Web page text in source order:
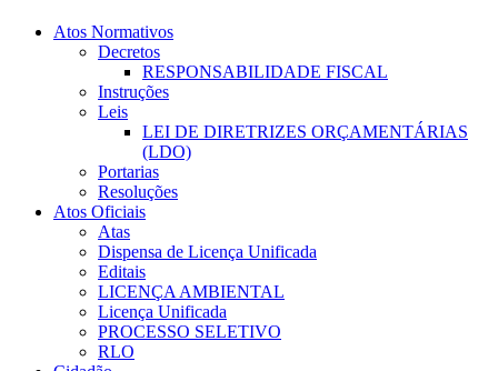
Atos Normativos
Decretos
RESPONSABILIDADE FISCAL
Instruções
Leis
LEI DE DIRETRIZES ORÇAMENTÁRIAS
(LDO)
Portarias
Resoluções
Atos Oficiais
Atas
Dispensa de Licença Unificada
Editais
LICENÇA AMBIENTAL
Licença Unificada
PROCESSO SELETIVO
RLO